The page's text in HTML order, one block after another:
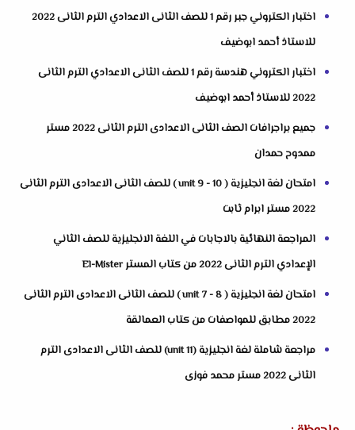
اختبار الكتروني جبر رقم 1 للصف الثانى الاعدادي الترم الثانى 2022
للاستاذ أحمد ابوضيف
اختبار الكتروني هندسة رقم 1 للصف الثانى الاعدادي الترم الثانى
2022 للاستاذ أحمد ابوضيف
جميع براجرافات الصف الثانى الاعدادى الترم الثانى 2022 مستر
ممدوح حمدان
امتحان لغة انجليزية ( unit 9 - 10 ) للصف الثانى الاعدادى الترم الثانى
2022 مستر ابرام ثابت
المراجعة النهائية بالاجابات في اللغة الانجليزية للصف الثاني
الإعدادي الترم الثانى 2022 من كتاب المستر El-Mister
امتحان لغة انجليزية ( unit 7 - 8 ) للصف الثانى الاعدادى الترم الثانى
2022 مطابق للمواصفات من كتاب العمالقة
مراجعة شاملة لغة انجليزية (unit 11) للصف الثانى الاعدادى الترم
الثانى 2022 مستر محمد فوزى